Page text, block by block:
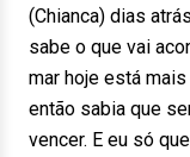
(Chianca) dias
sabe o que vai
mar hoje está
então sabia que
vencer. E eu só